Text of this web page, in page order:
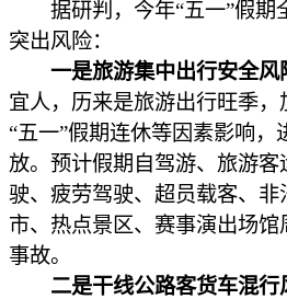
据研判，今年“五一”假期
突出风险：
一是旅游集中出行安全风
宜人，历来是旅游出行旺季
“五一”假期连休等因素影响
放。预计假期自驾游、旅游
驶、疲劳驾驶、超员载客、
市、热点景区、赛事演出场
事故。
二是干线公路客货车混行